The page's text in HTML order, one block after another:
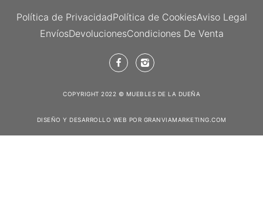
Política de PrivacidadPolítica de CookiesAviso Legal
EnvíosDevolucionesCondiciones De Venta
COPYRIGHT 2022 © MUEBLES DE LA DUEÑA
DISEÑO Y DESARROLLO WEB POR GRANVIAMARKETING.COM